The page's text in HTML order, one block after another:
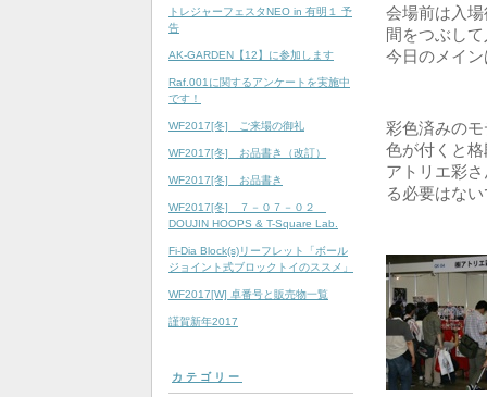
トレジャーフェスタNEO in 有明１ 予
告
AK-GARDEN【12】に参加します
Raf.001に関するアンケートを実施中
です！
WF2017[冬] ご来場の御礼
WF2017[冬] お品書き（改訂）
WF2017[冬] お品書き
WF2017[冬] ７－０７－０２
DOUJIN HOOPS & T-Square Lab.
Fi-Dia Block(s)リーフレット「ボール
ジョイント式ブロックトイのススメ」
WF2017[W] 卓番号と販売物一覧
謹賀新年2017
カテゴリー
会場前は入
間をつぶし
今日のメイ
彩色済みの
色が付くと
アトリエ彩
る必要はな